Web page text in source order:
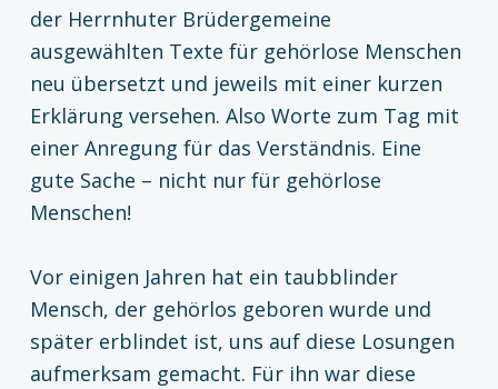
der Herrnhuter Brüdergemeine
ausgewählten Texte für gehörlose Menschen
neu übersetzt und jeweils mit einer kurzen
Erklärung versehen. Also Worte zum Tag mit
einer Anregung für das Verständnis. Eine
gute Sache – nicht nur für gehörlose
Menschen!
Vor einigen Jahren hat ein taubblinder
Mensch, der gehörlos geboren wurde und
später erblindet ist, uns auf diese Losungen
aufmerksam gemacht. Für ihn war diese